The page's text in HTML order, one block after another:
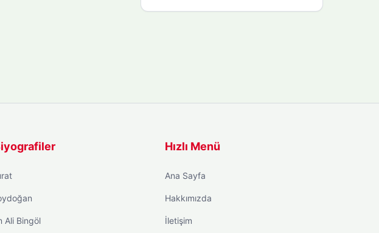
Ali Bingöl
Hızlı Menü
Ana Sayfa
Hakkımızda
İletişim